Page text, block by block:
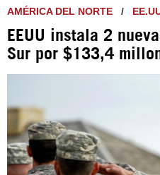
http://
https://
https://
AMÉRICA DEL NORTE /
EEUU instala 2
Sur por $133,4